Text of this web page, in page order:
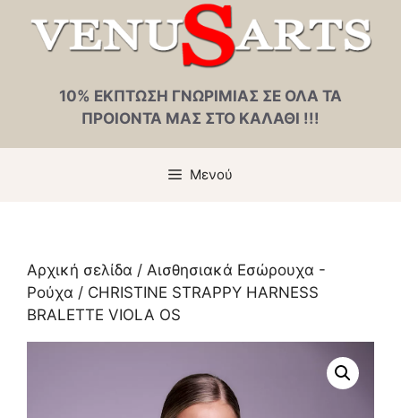
10% ΕΚΠΤΩΣΗ ΓΝΩΡΙΜΙΑΣ ΣΕ ΟΛΑ ΤΑ
ΠΡΟΙΟΝΤΑ ΜΑΣ ΣΤΟ ΚΑΛΑΘΙ !!!
Μενού
Αρχική σελίδα / Αισθησιακά Εσώρουχα -
Ρούχα / CHRISTINE STRAPPY HARNESS
BRALETTE VIOLA OS